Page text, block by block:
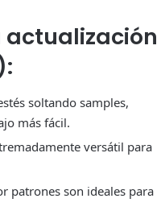
actualización
soltando samples,
más fácil.
versátil para
patrones son ideales para